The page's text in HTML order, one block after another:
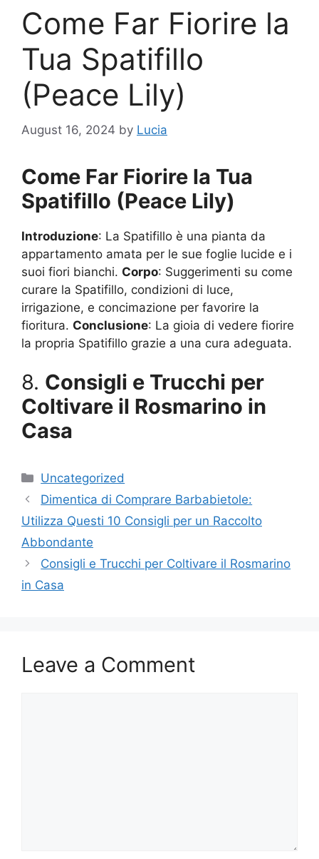
Come Far Fiorire la
Tua Spatifillo
(Peace Lily)
August 16, 2024 by Lucia
Come Far Fiorire la Tua
Spatifillo (Peace Lily)
Introduzione: La Spatifillo è una pianta da
appartamento amata per le sue foglie lucide e i
suoi fiori bianchi. Corpo: Suggerimenti su come
curare la Spatifillo, condizioni di luce,
irrigazione, e concimazione per favorire la
fioritura. Conclusione: La gioia di vedere fiorire
la propria Spatifillo grazie a una cura adeguata.
8. Consigli e Trucchi per
Coltivare il Rosmarino in
Casa
Categories
Uncategorized
Dimentica di Comprare Barbabietole:
Utilizza Questi 10 Consigli per un Raccolto
Abbondante
Consigli e Trucchi per Coltivare il Rosmarino
in Casa
Leave a Comment